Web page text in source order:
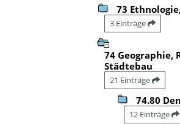
73
3 Einträge
74 Geographie,
Städtebau
21 Einträge
74.80
12 Einträge